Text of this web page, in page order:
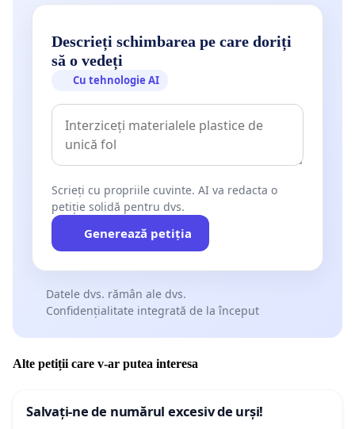
Descrieți schimbarea pe care doriți
să o vedeți
Cu tehnologie AI
Scrieți cu propriile cuvinte. AI va redacta o
petiție solidă pentru dvs.
Generează petiția
Datele dvs. rămân ale dvs.
Confidențialitate integrată de la început
Alte petiții care v-ar putea interesa
Salvați-ne de numărul excesiv de urși!